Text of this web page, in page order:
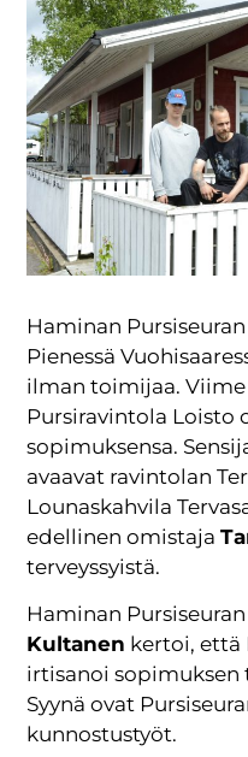
Haminan
Pienessä
ilman toimijaa.
Pursiravintola Loisto
sopimuksensa.
avaavat ravintolan
Lounaskahvila
edellinen omistaja
terveyssyistä.
Haminan
Kultanen kertoi, että
irtisanoi sopimuksen
Syynä ovat
kunnostustyöt.